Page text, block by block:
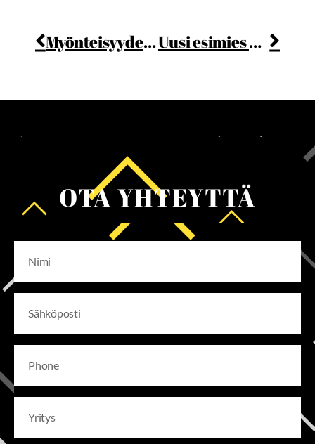
Myönteisyyden voima Uusi esimies ansaitsee kunnon alun
OTA YHTEYTTÄ